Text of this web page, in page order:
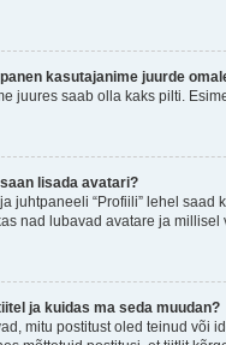
kasutajanime juurde
juures saab olla kaks pilti.
lisada avatari?
juhtpaneeli “Profiili” lehel saad
nad lubavad avatare ja millisel
ja kuidas ma seda muudan?
mitu postitust oled teinud või